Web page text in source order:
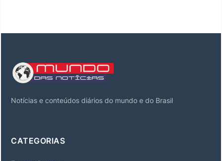
Notícias e conteúdos diários do mundo e do Brasil
CATEGORIAS